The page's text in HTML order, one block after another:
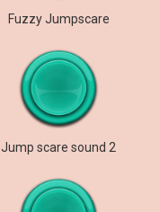
Fuzzy Jumpscare
Jump scare sound 2